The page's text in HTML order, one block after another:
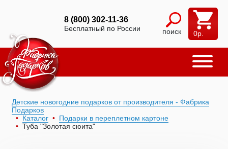
8 (800) 302-11-36
Бесплатный по России поиск 0р.
Детские новогодние подарков от производителя - Фабрика
Подарков
Каталог
Подарки в переплетном картоне
Туба "Золотая сюита"